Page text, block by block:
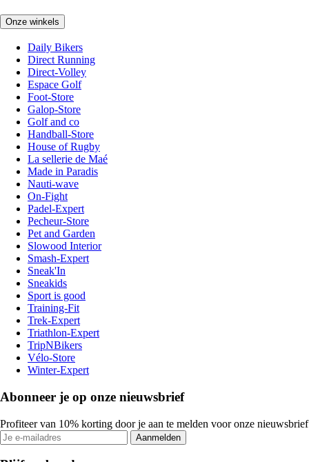
Onze winkels
Daily Bikers
Direct Running
Direct-Volley
Espace Golf
Foot-Store
Galop-Store
Golf and co
Handball-Store
House of Rugby
La sellerie de Maé
Made in Paradis
Nauti-wave
On-Fight
Padel-Expert
Pecheur-Store
Pet and Garden
Slowood Interior
Smash-Expert
Sneak'In
Sneakids
Sport is good
Training-Fit
Trek-Expert
Triathlon-Expert
TripNBikers
Vélo-Store
Winter-Expert
Abonneer je op onze nieuwsbrief
Profiteer van 10% korting door je aan te melden voor onze nieuwsbrief
Aanmelden